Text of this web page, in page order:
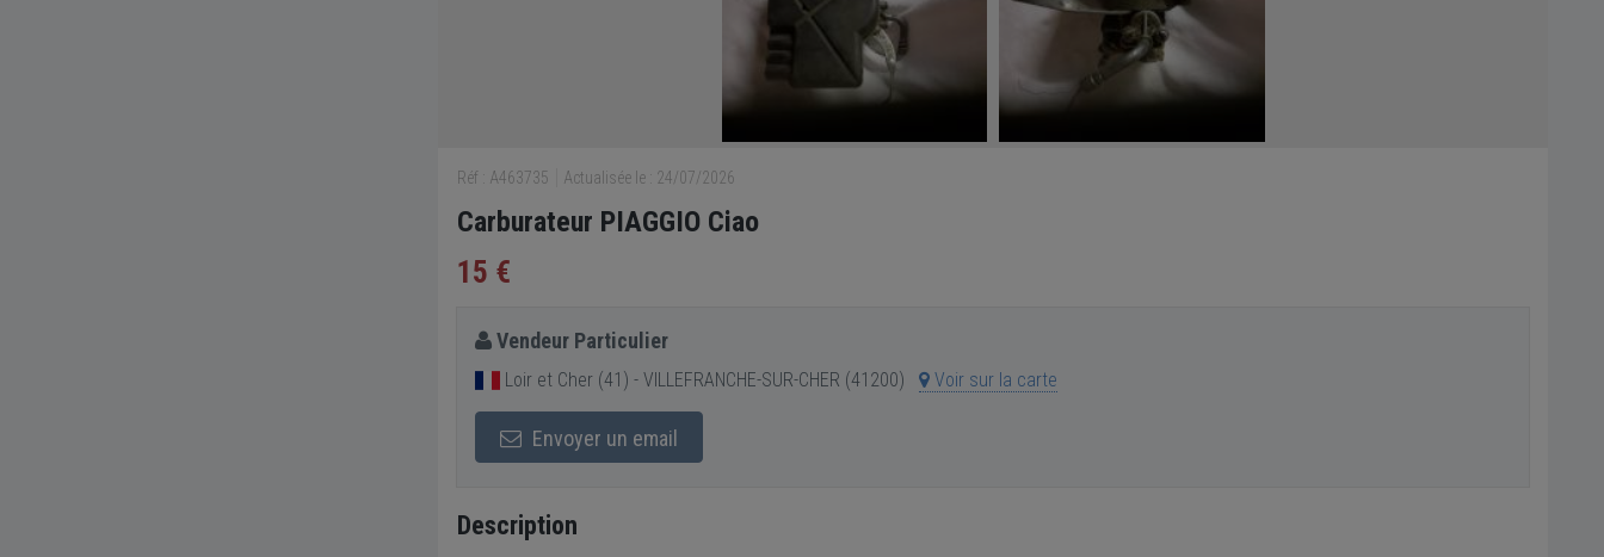
Réf : A463735 Actualisée le : 24/07/2026
Carburateur PIAGGIO Ciao
15 €
Vendeur Particulier
Loir et Cher (41) - VILLEFRANCHE-SUR-CHER (41200) Voir sur la carte
Envoyer un email
Description